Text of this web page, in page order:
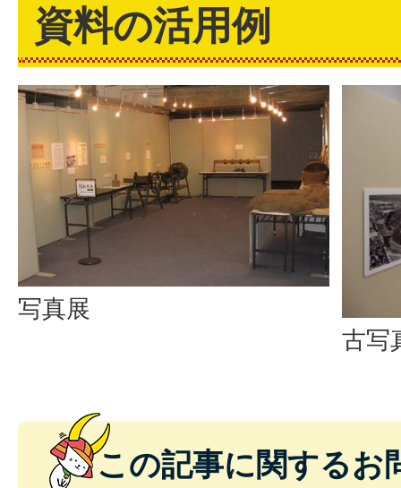
資料の活用例
写真展
古写
この記事に関するお